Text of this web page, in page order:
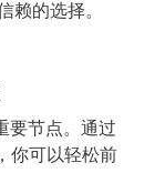
赖的选择。
要节点。通过
你可以轻松前